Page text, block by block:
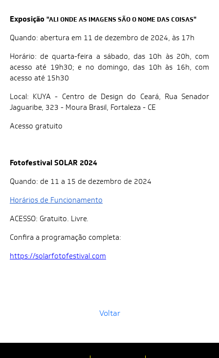
Exposição "ALI ONDE AS IMAGENS SÃO O NOME DAS COISAS"
Quando: abertura em 11 de dezembro de 2024, às 17h
Horário: de quarta-feira a sábado, das 10h às 20h, com
acesso até 19h30; e no domingo, das 10h às 16h, com
acesso até 15h30
Local: KUYA - Centro de Design do Ceará, Rua Senador
Jaguaribe, 323 - Moura Brasil, Fortaleza - CE
Acesso gratuito
Fotofestival SOLAR 2024
Quando: de 11 a 15 de dezembro de 2024
Horários de Funcionamento
ACESSO: Gratuito. Livre.
Confira a programação completa:
https://solarfotofestival.com
Voltar